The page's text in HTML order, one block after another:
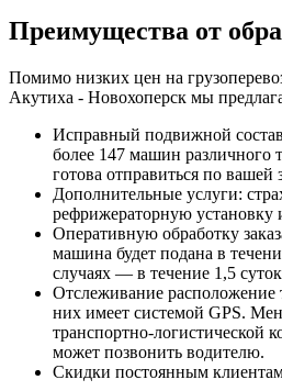
Преимущества от
Помимо низких цен на
Акутиха - Новохоперск мы
Исправный подвижной
более 147 машин различного
готова отправиться по вашей
Дополнительные услуги:
рефрижераторную установку
Оперативную обработку
машина будет подана в
случаях — в течение 1,5
Отслеживание расположение
них имеет системой GPS.
транспортно-логистической
может позвонить водителю.
Скидки постоянным